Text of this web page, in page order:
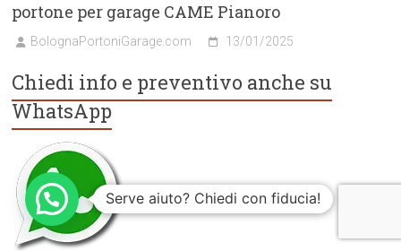
portone per garage CAME Pianoro
BolognaPortoniGarage.com 13/01/2025
Chiedi info e preventivo anche su
WhatsApp
Serve aiuto? Chiedi con fiducia!